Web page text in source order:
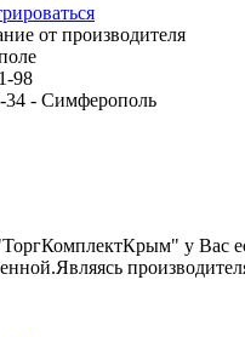
от производителя
98
34 - Cимферополь
у Вас